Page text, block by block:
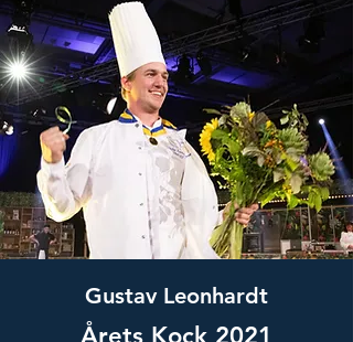
Gustav Leonhardt
Årets Kock 2021